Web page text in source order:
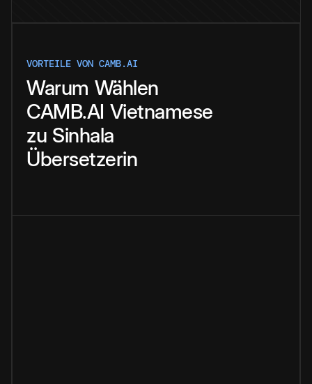
VORTEILE VON CAMB.AI
Warum Wählen
CAMB.AI Vietnamese
zu Sinhala
Übersetzerin